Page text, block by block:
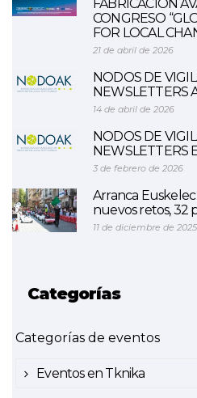
FABRICACIÓN
CONGRESO
FOR LOCAL
21 de abril de 2026
NODOS DE
NEWSLETTERS
14 de abril de 2026
NODOS DE
NEWSLETTERS
3 de febrero de 2026
Arranca
nuevos retos, 32
11 de diciembre de 2025
Categorías
Categorías de eventos
Eventos en Tknika